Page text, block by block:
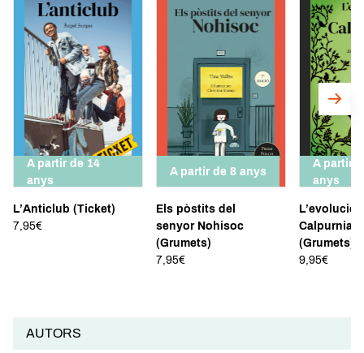
A partir de 14
anys
SABER-NE MÉS
L’Anticlub (Ticket)
7,95€
A partir de 8 anys
SABER-NE MÉS
Els pòstits del
senyor Nohisoc
(Grumets)
7,95€
A partir
anys
SABER-
L’evolució
Calpurnia
(Grumets)
9,95€
AUTORS